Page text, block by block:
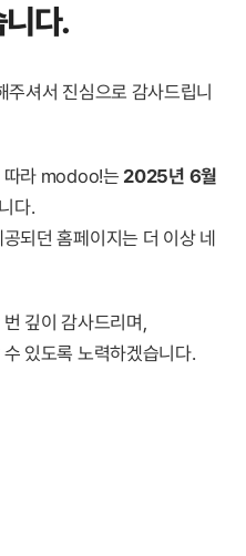
다.
셔서 진심으로 감사드립니
따라 modoo!는 2025년 6월
다.
되던 홈페이지는 더 이상 네
깊이 감사드리며,
있도록 노력하겠습니다.